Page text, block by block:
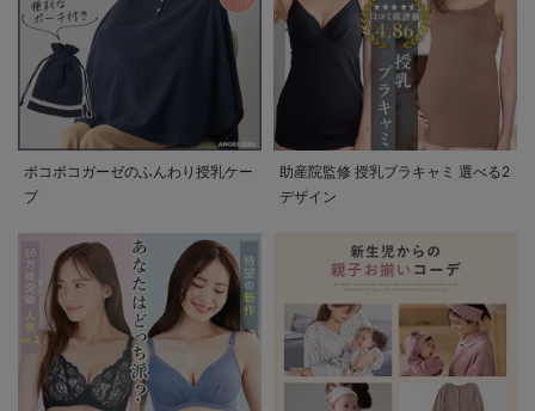
ポコポコガーゼのふんわり授乳ケー
プ
助産院監修 授乳ブラキャミ 選べる2
デザイン